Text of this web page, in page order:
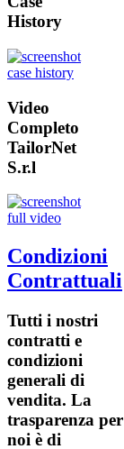
History
Video
Completo
TailorNet
S.r.l
Condizioni
Contrattuali
Tutti i nostri
contratti e
condizioni
generali di
vendita. La
trasparenza per
noi è di